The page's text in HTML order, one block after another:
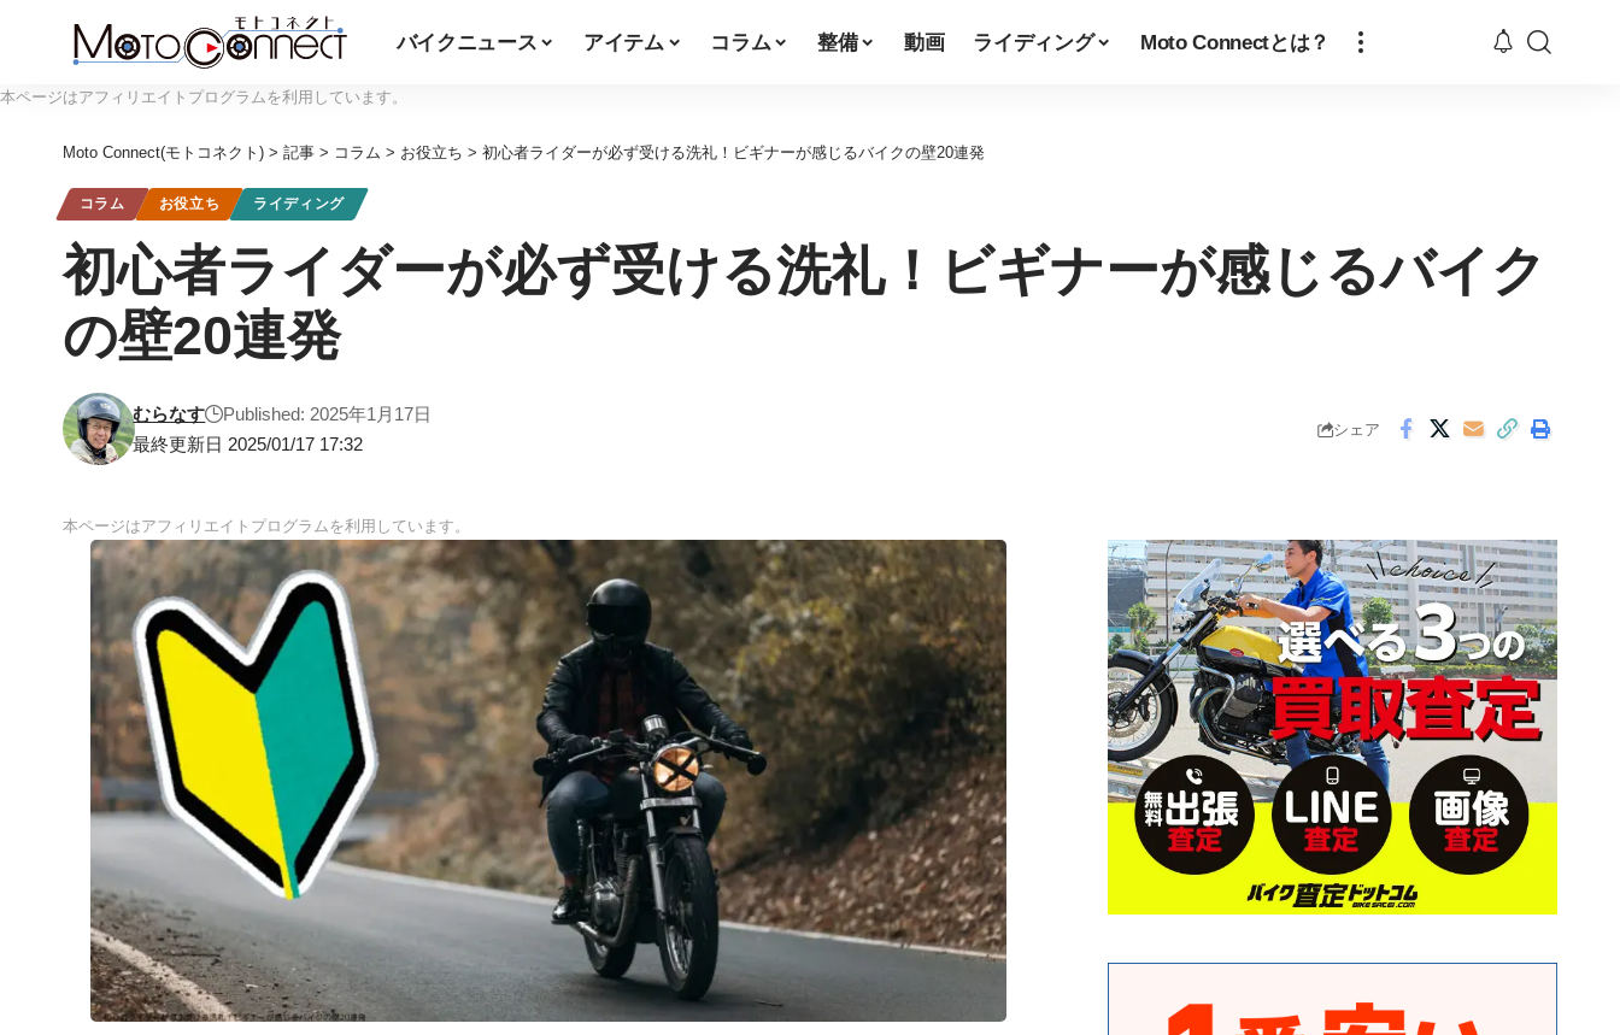
バイクニュース アイテム コラム 整備 動画 ライディング Moto Connectとは？
本ページはアフィリエイトプログラムを利用しています。
Moto Connect(モトコネクト) > 記事 > コラム > お役立ち > 初心者ライダーが必ず受ける洗礼！ビギナーが感じるバイクの壁20連発
コラム お役立ち ライディング
初心者ライダーが必ず受ける洗礼！ビギナーが感じるバイク
の壁20連発
最終更新日 2025/01/17 17:32
むらなす Published: 2025年1月17日
シェア
本ページはアフィリエイトプログラムを利用しています。